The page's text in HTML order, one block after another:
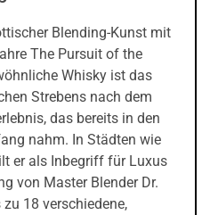
Blending-Kunst mit
The Pursuit of the
Whisky ist das
Strebens nach dem
das bereits in den
nahm. In Städten wie
er als Inbegriff für Luxus
von Master Blender Dr.
18 verschiedene,